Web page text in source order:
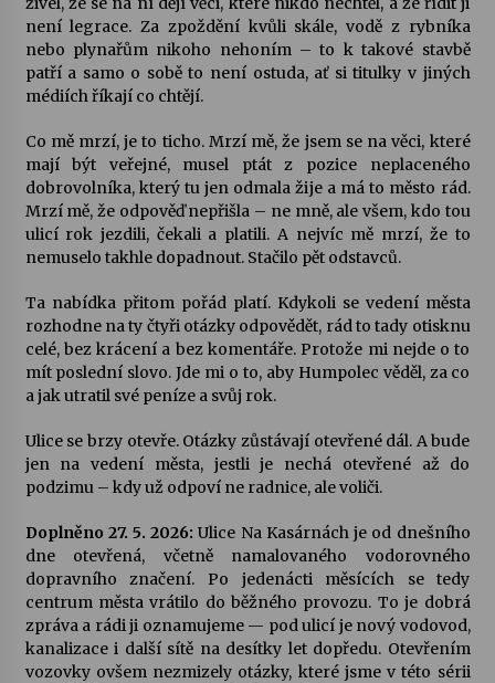
není legrace. Za zpoždění kvůli skále, vodě z rybníka
nebo plynařům nikoho nehoním – to k takové stavbě
patří a samo o sobě to není ostuda, ať si titulky v jiných
médiích říkají co chtějí.
Co mě mrzí, je to ticho. Mrzí mě, že jsem se na věci, které
mají být veřejné, musel ptát z pozice neplaceného
dobrovolníka, který tu jen odmala žije a má to město rád.
Mrzí mě, že odpověď nepřišla – ne mně, ale všem, kdo tou
ulicí rok jezdili, čekali a platili. A nejvíc mě mrzí, že to
nemuselo takhle dopadnout. Stačilo pět odstavců.
Ta nabídka přitom pořád platí. Kdykoli se vedení města
rozhodne na ty čtyři otázky odpovědět, rád to tady otisknu
celé, bez krácení a bez komentáře. Protože mi nejde o to
mít poslední slovo. Jde mi o to, aby Humpolec věděl, za co
a jak utratil své peníze a svůj rok.
Ulice se brzy otevře. Otázky zůstávají otevřené dál. A bude
jen na vedení města, jestli je nechá otevřené až do
podzimu – kdy už odpoví ne radnice, ale voliči.
Doplněno 27. 5. 2026: Ulice Na Kasárnách je od dnešního
dne otevřená, včetně namalovaného vodorovného
dopravního značení. Po jedenácti měsících se tedy
centrum města vrátilo do běžného provozu. To je dobrá
zpráva a rádi ji oznamujeme — pod ulicí je nový vodovod,
kanalizace i další sítě na desítky let dopředu. Otevřením
vozovky ovšem nezmizely otázky, které jsme v této sérii